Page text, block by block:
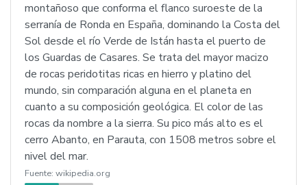
montañoso que conforma el flanco suroeste de la
serranía de Ronda en España, dominando la Costa del
Sol desde el río Verde de Istán hasta el puerto de
los Guardas de Casares. Se trata del mayor macizo
de rocas peridotitas ricas en hierro y platino del
mundo, sin comparación alguna en el planeta en
cuanto a su composición geológica. El color de las
rocas da nombre a la sierra. Su pico más alto es el
cerro Abanto, en Parauta, con 1508 metros sobre el
nivel del mar.
Fuente: wikipedia.org